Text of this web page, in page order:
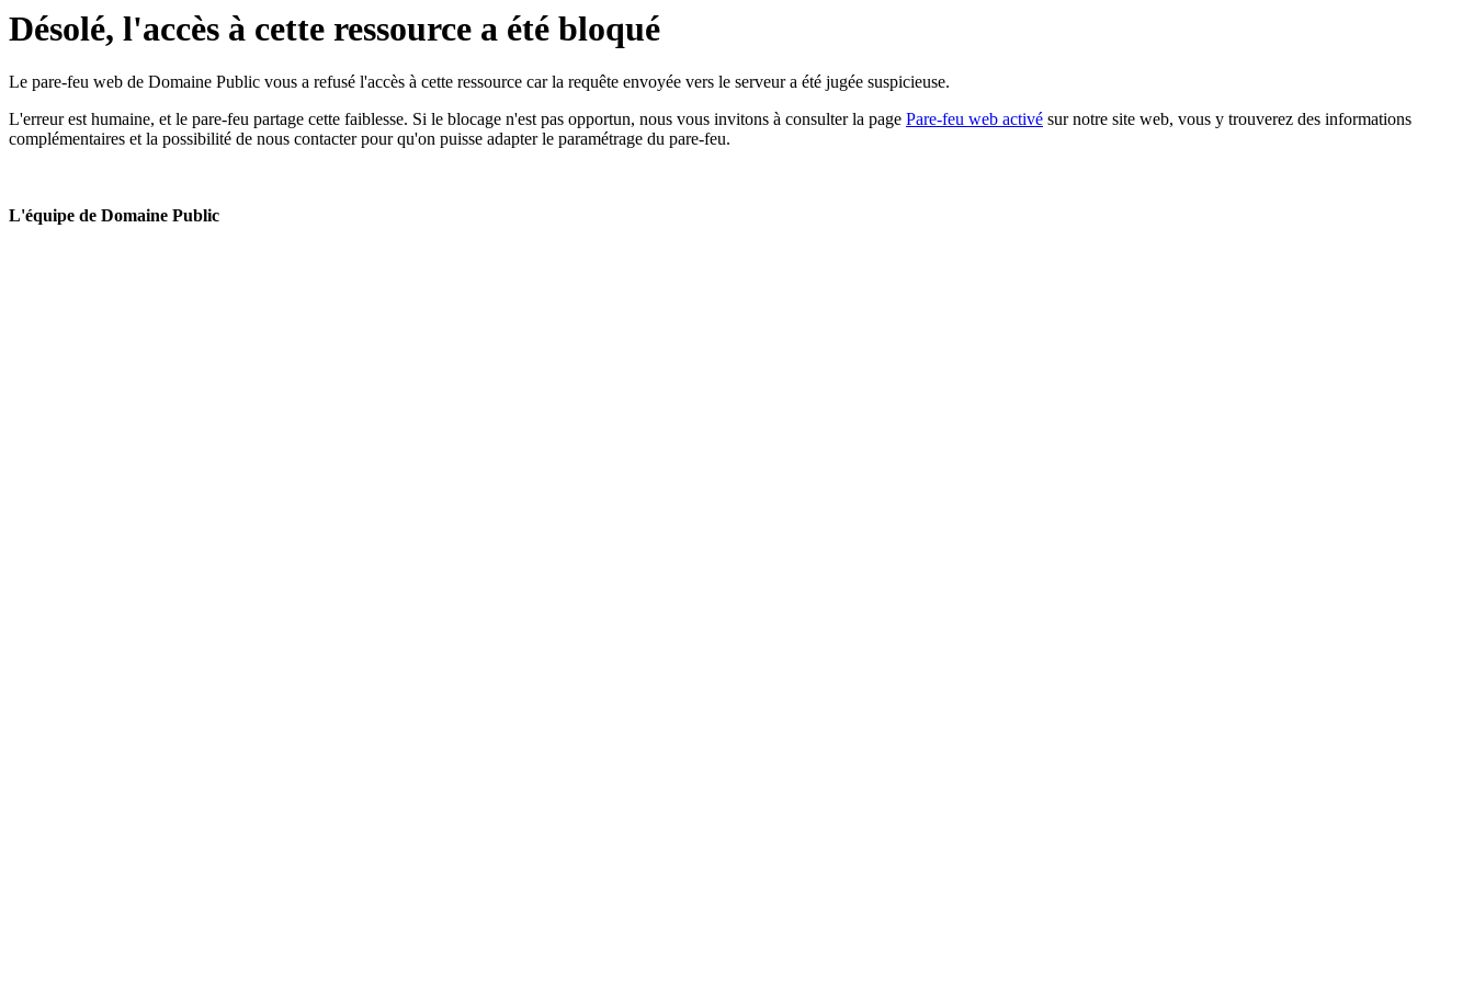
Désolé, l'accès à cette ressource a été bloqué
Le pare-feu web de Domaine Public vous a refusé l'accès à cette ressource car la requête envoyée vers le serveur a été jugée suspicieuse.
L'erreur est humaine, et le pare-feu partage cette faiblesse. Si le blocage n'est pas opportun, nous vous invitons à consulter la page Pare-feu web activé sur notre site web, vous y trouverez des informations
complémentaires et la possibilité de nous contacter pour qu'on puisse adapter le paramétrage du pare-feu.
L'équipe de Domaine Public